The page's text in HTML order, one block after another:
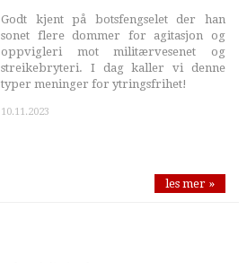
Godt kjent på botsfengselet der han
sonet flere dommer for agitasjon og
oppvigleri mot militærvesenet og
streikebryteri. I dag kaller vi denne
typer meninger for ytringsfrihet!
10.11.2023
les mer »